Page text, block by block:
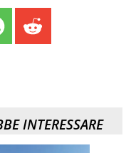
INTERESSARE